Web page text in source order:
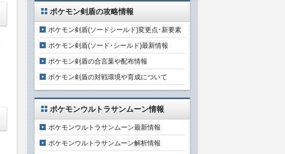
ポケモン剣盾の攻略情報
ポケモン剣盾(ソードシールド)変更点･新要素
ポケモン剣盾(ソード･シールド)最新情報
ポケモン剣盾の合言葉や配布情報
ポケモン剣盾の対戦環境や育成について
ポケモンウルトラサンムーン情報
ポケモンウルトラサンムーン最新情報
ポケモンウルトラサンムーン解析情報